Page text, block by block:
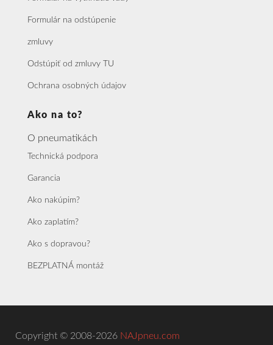
Formulár na odstúpenie
zmluvy
Odstúpiť od zmluvy TU
Ochrana osobných údajov
Ako na to?
O pneumatikách
Technická podpora
Garancia
Ako nakúpim?
Ako zaplatím?
Ako s dopravou?
BEZPLATNÁ montáž
Copyright © 2008-2026 NAJpneu.com